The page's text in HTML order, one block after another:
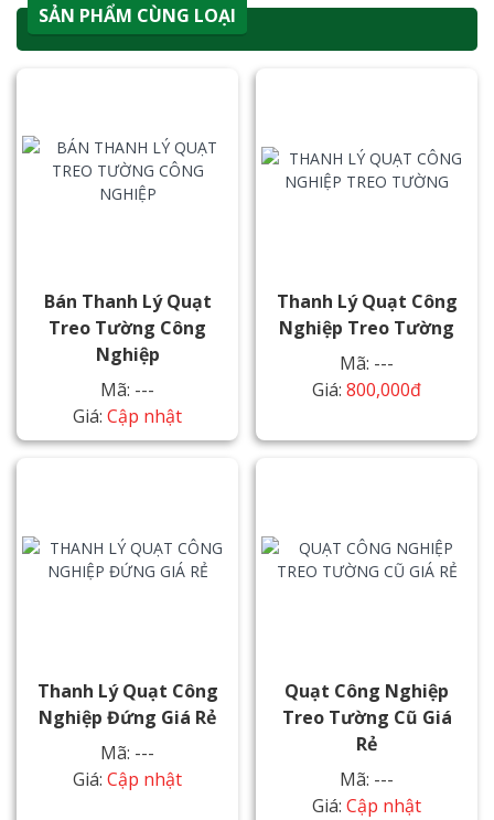
SẢN PHẨM CÙNG LOẠI
Bán Thanh Lý Quạt
Treo Tường Công
Nghiệp
Mã: ---
Giá: Cập nhật
Thanh Lý Quạt Công
Nghiệp Treo Tường
Mã: ---
Giá: 800,000đ
Thanh Lý Quạt Công
Nghiệp Đứng Giá Rẻ
Mã: ---
Giá: Cập nhật
Quạt Công Nghiệp
Treo Tường Cũ Giá
Rẻ
Mã: ---
Giá: Cập nhật